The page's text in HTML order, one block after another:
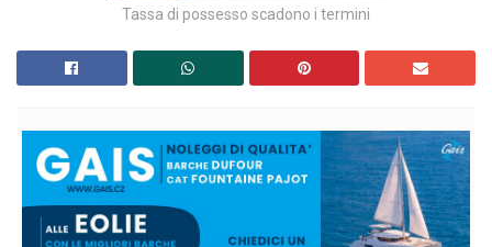
Tassa di possesso scadono i termini